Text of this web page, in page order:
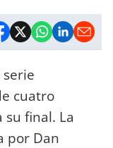
cuatro
su final. La
por Dan